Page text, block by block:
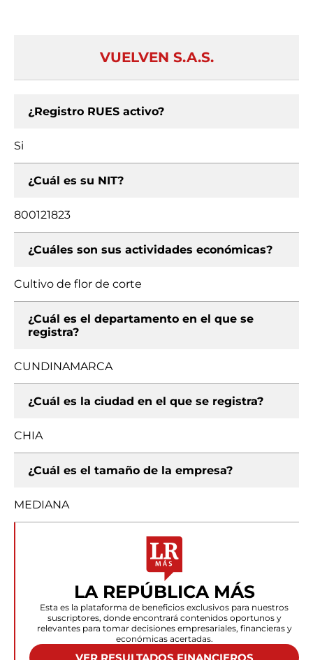
VUELVEN S.A.S.
¿Registro RUES activo?
Si
¿Cuál es su NIT?
800121823
¿Cuáles son sus actividades económicas?
Cultivo de flor de corte
¿Cuál es el departamento en el que se
registra?
CUNDINAMARCA
¿Cuál es la ciudad en el que se registra?
CHIA
¿Cuál es el tamaño de la empresa?
MEDIANA
LA REPÚBLICA MÁS
Esta es la plataforma de beneficios exclusivos para nuestros
suscriptores, donde encontrará contenidos oportunos y
relevantes para tomar decisiones empresariales, financieras y
económicas acertadas.